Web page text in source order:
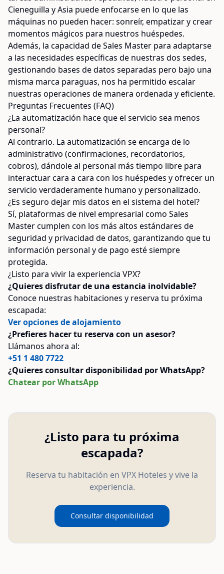
Cieneguilla y Asia puede enfocarse en lo que las
máquinas no pueden hacer: sonreír, empatizar y crear
momentos mágicos para nuestros huéspedes.
Además, la capacidad de Sales Master para adaptarse
a las necesidades específicas de nuestras dos sedes,
gestionando bases de datos separadas pero bajo una
misma marca paraguas, nos ha permitido escalar
nuestras operaciones de manera ordenada y eficiente.
Preguntas Frecuentes (FAQ)
¿La automatización hace que el servicio sea menos
personal?
Al contrario. La automatización se encarga de lo
administrativo (confirmaciones, recordatorios,
cobros), dándole al personal más tiempo libre para
interactuar cara a cara con los huéspedes y ofrecer un
servicio verdaderamente humano y personalizado.
¿Es seguro dejar mis datos en el sistema del hotel?
Sí, plataformas de nivel empresarial como Sales
Master cumplen con los más altos estándares de
seguridad y privacidad de datos, garantizando que tu
información personal y de pago esté siempre
protegida.
¿Listo para vivir la experiencia VPX?
¿Quieres disfrutar de una estancia inolvidable?
Conoce nuestras habitaciones y reserva tu próxima
escapada:
Ver opciones de alojamiento
¿Prefieres hacer tu reserva con un asesor?
Llámanos ahora al:
+51 1 480 7722
¿Quieres consultar disponibilidad por WhatsApp?
Chatear por WhatsApp
¿Listo para tu próxima
escapada?
Reserva tu habitación en VPX Hoteles y vive la
experiencia.
Consultar disponibilidad